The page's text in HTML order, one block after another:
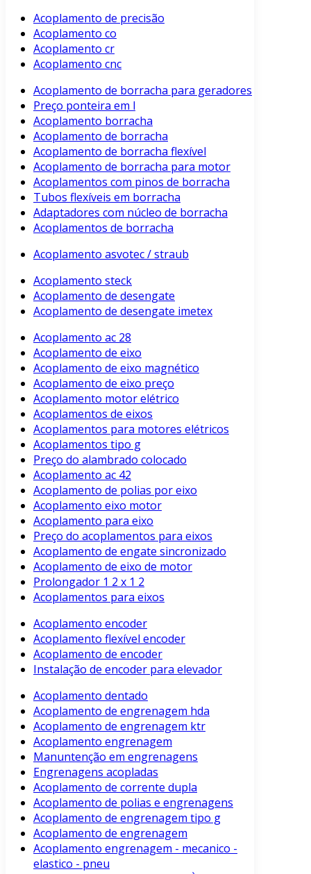
Acoplamento de precisão
Acoplamento co
Acoplamento cr
Acoplamento cnc
Acoplamento de borracha para geradores
Preço ponteira em l
Acoplamento borracha
Acoplamento de borracha
Acoplamento de borracha flexível
Acoplamento de borracha para motor
Acoplamentos com pinos de borracha
Tubos flexíveis em borracha
Adaptadores com núcleo de borracha
Acoplamentos de borracha
Acoplamento asvotec / straub
Acoplamento steck
Acoplamento de desengate
Acoplamento de desengate imetex
Acoplamento ac 28
Acoplamento de eixo
Acoplamento de eixo magnético
Acoplamento de eixo preço
Acoplamento motor elétrico
Acoplamentos de eixos
Acoplamentos para motores elétricos
Acoplamentos tipo g
Preço do alambrado colocado
Acoplamento ac 42
Acoplamento de polias por eixo
Acoplamento eixo motor
Acoplamento para eixo
Preço do acoplamentos para eixos
Acoplamento de engate sincronizado
Acoplamento de eixo de motor
Prolongador 1 2 x 1 2
Acoplamentos para eixos
Acoplamento encoder
Acoplamento flexível encoder
Acoplamento de encoder
Instalação de encoder para elevador
Acoplamento dentado
Acoplamento de engrenagem hda
Acoplamento de engrenagem ktr
Acoplamento engrenagem
Manuntenção em engrenagens
Engrenagens acopladas
Acoplamento de corrente dupla
Acoplamento de polias e engrenagens
Acoplamento de engrenagem tipo g
Acoplamento de engrenagem
Acoplamento engrenagem - mecanico -
elastico - pneu